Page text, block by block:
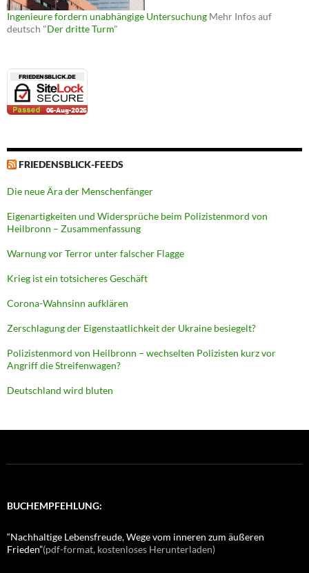
Ingenieure fordern unabhängige Untersuchung Mehr Infos auf
deutsch "Der dritte Turm"
FRIEDENSBLICK-FEEDS
Die neue Ära der Menschenfänger
Eigenartigkeiten und Widersprüche beim Polizistenmord von
Heilbronn – Zusammenfassung
Warnung vor Terror unter falscher Flagge
Krieg ist ein totsicheres Geschäft
Corona-Wahnsinn aufklären
Zerschlagung der Eigenstaatlichkeit der Ukraine besiegelt?
Polizistenmord von Heilbronn – wechselten Polizisten kurz vor
Angriff die Streifenwagen?
Deutschland wird bluten
BUCHEMPFEHLUNG:
“Nachhaltige Lebensfreude, Wege vom inneren zum äußeren
Frieden”(pdf-format, kostenloses Herunterladen)